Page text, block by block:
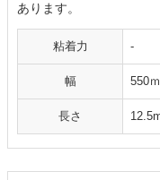
あります。
粘着力 -
幅 550
長さ